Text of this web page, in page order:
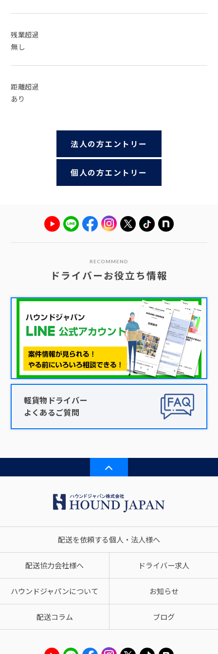
残業超過
無し
距離超過
あり
法人の方エントリー
個人の方エントリー
RECOMMEND
ドライバーお役立ち情報
軽貨物ドライバー
よくあるご質問
配送を依頼する個人・法人様へ
配送協力会社様へ ドライバー求人
ハウンドジャパンについて お知らせ
配送コラム ブログ